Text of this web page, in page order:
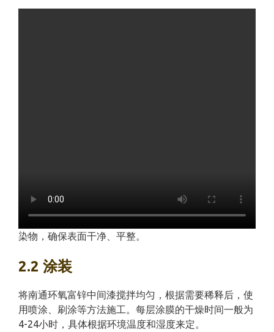
染物，确保表面干净、平整。
2.2 涂装
将南通环氧富锌中间漆搅拌均匀，根据需要稀释后，使
用喷涂、刷涂等方法施工。每层涂膜的干燥时间一般为
4-24小时，具体根据环境温度和湿度来定。